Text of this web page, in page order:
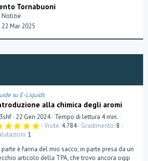
Tornabuoni
Notizie
22 Mar 2025
su E-Liquids
alla chimica degli aromi
22 Gen 2024 Tempo di lettura 4 min.
5
0
s
t
Visite 4.784 Gradimento 8
1
parte è farina del mio sacco, in parte presa da un
articolo della TPA, che trovo ancora oggi